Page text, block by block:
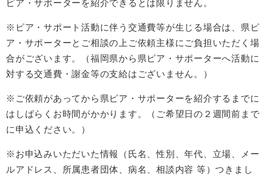
ピア・サポーターを紹介できるとは限りません。
※ピア・サポート活動に伴う交通費等が生じる場合は、県ピ
ア・サポーターとご相談の上ご依頼主様にご負担いただく場
合がございます。（福岡県から県ピア・サポーターへ活動に
対する交通費・謝金等の支給はございません。）
※ご依頼があってから県ピア・サポーターを紹介するまでに
はしばらくお時間がかかります。（ご希望日の２週間前まで
に申込ください。）
※お申込みいただいた情報（氏名、性別、年代、立場、メー
ルアドレス、所属患者団体、病名、相談内容 等）つきまし